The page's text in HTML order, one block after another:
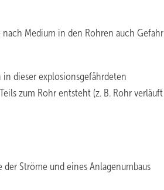
Medium in den Rohren auch Gefahr
dieser explosionsgefährdeten
zum Rohr entsteht (z. B. Rohr verläuft
Ströme und eines Anlagenumbaus